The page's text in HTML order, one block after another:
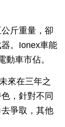
斤重量，卻
。Ionex車能
動車市佔。
來在三年之
，針對不同
爭取，其他